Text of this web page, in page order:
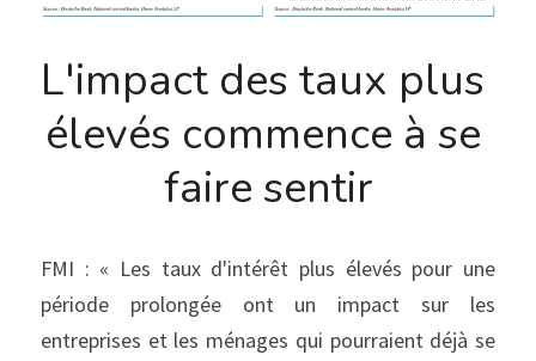
L'impact des taux plus
élevés commence à se
faire sentir
FMI : « Les taux d'intérêt plus élevés pour une
période prolongée ont un impact sur les
entreprises et les ménages qui pourraient déjà se